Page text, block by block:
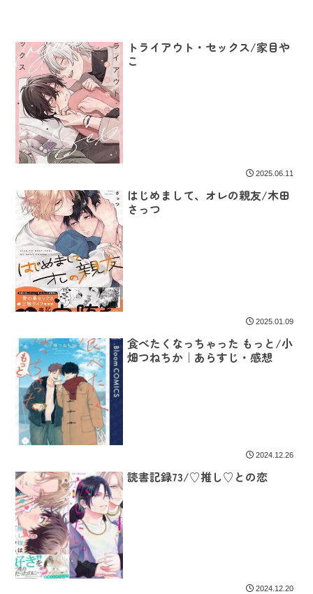
トライアウト・セックス/家目や
こ
2025.06.11
はじめまして、オレの親友/木田
さっつ
2025.01.09
食べたくなっちゃった もっと/小
畑つねちか｜あらすじ・感想
2024.12.26
読書記録73/♡推し♡との恋
2024.12.20